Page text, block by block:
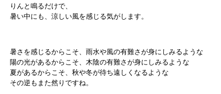
りんと鳴るだけで、
暑い中にも、涼しい風を感じる気がします。
暑さを感じるからこそ、雨水や風の有難さが身にしみるような
陽の光があるからこそ、木陰の有難さが身にしみるような
夏があるからこそ、秋や冬が待ち遠しくなるような
その逆もまた然りですね。